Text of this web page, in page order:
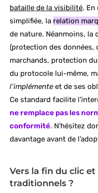
bataille de la visibilité.
simplifiée, la relation
de nature. Néanmoins,
(protection des données,
marchands, protection
du protocole lui-même,
l’implémente et de ses
Ce standard facilite
ne remplace pas les
conformité. N’hésitez
davantage avant de
Vers la fin du clic
traditionnels ?